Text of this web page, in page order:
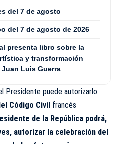
del 7 de agosto
del 7 de agosto de 2026
presenta libro sobre la
y transformación
Luis Guerra
Presidente puede autorizarlo.
Código Civil francés
de la República podrá,
autorizar la celebración del